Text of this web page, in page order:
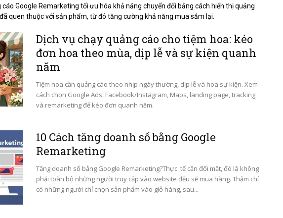
Google Remarketing tối ưu hóa khả năng chuyển đổi bằng cách hiển thị quảng
quen thuộc với sản phẩm, từ đó tăng cường khả năng mua sắm lại.
Dịch vụ chạy quảng cáo cho tiệm hoa: kéo
đơn hoa theo mùa, dịp lễ và sự kiện quanh
năm
Tiệm hoa cần quảng cáo theo nhịp ngày thường, dịp lễ và hoa sự kiện. Xem
cách chọn Google Ads, Facebook/Instagram, Maps, landing page, tracking
và remarketing để kéo đơn quanh năm.
10 Cách tăng doanh số bằng Google
Remarketing
Tăng doanh số bằng Google Remarketing?Thực tế cần đối mặt, đó là không
phải toàn bộ những người truy cập vào website đều sẽ mua hàng. Thậm chí
có những người chỉ chọn sản phẩm vào giỏ hàng, sau...